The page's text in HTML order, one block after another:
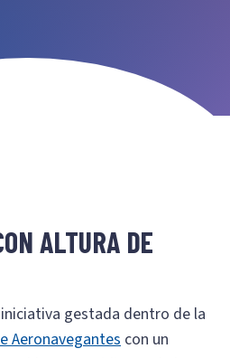
ALTURA DE
iniciativa gestada dentro de la
Aeronavegantes con un